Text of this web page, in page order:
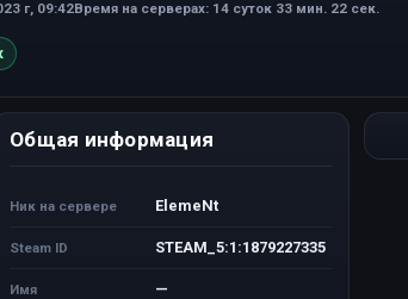
г, 09:42Время на серверах: 14 суток 33 мин. 22 сек.
Общая информация
Ник на сервере ElemeNt
Steam ID STEAM_5:1:1879227335
Имя —